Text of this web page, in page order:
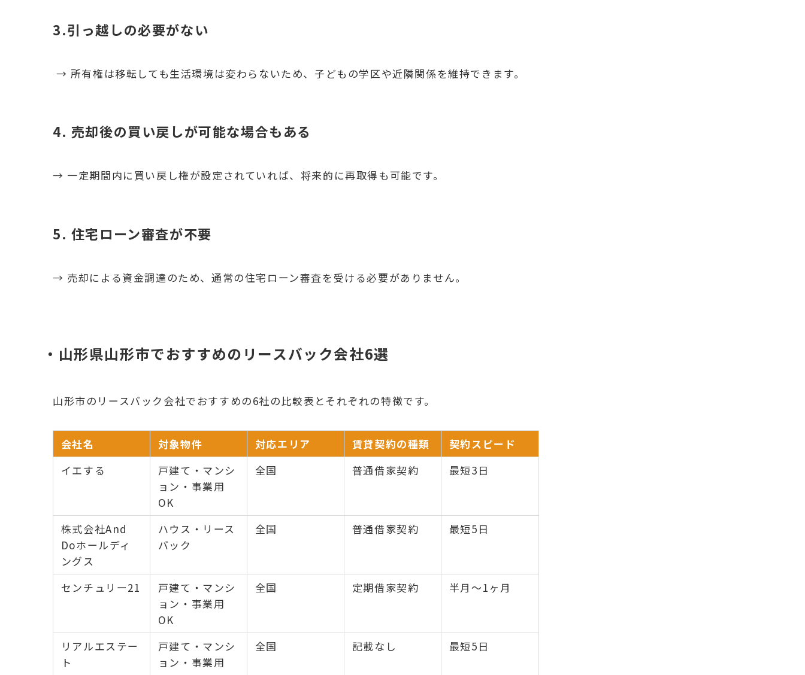
3.引っ越しの必要がない
→ 所有権は移転しても生活環境は変わらないため、子どもの学区や近隣関係を維持できます。
4. 売却後の買い戻しが可能な場合もある
→ 一定期間内に買い戻し権が設定されていれば、将来的に再取得も可能です。
5. 住宅ローン審査が不要
→ 売却による資金調達のため、通常の住宅ローン審査を受ける必要がありません。
・山形県山形市でおすすめのリースバック会社6選
山形市のリースバック会社でおすすめの6社の比較表とそれぞれの特徴です。
会社名 対象物件 対応エリア 賃貸契約の種類
契約スピード
イエする
戸建て・マンシ
ョン・事業用
OK
全国 普通借家契約 最短3日
株式会社And
Doホールディ
ングス
ハウス・リース
バック
全国 普通借家契約 最短5日
センチュリー21
戸建て・マンシ
ョン・事業用
OK
全国 定期借家契約 半月〜1ヶ月
リアルエステー
ト
戸建て・マンシ
ョン・事業用
全国 記載なし 最短5日